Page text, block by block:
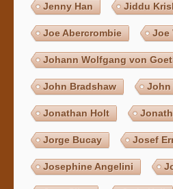
Jenny Han Jiddu
Joe Abercrombie Joe
Johann Wolfgang von
John Bradshaw John
Jonathan Holt
Jorge Bucay Josef
Josephine Angelini